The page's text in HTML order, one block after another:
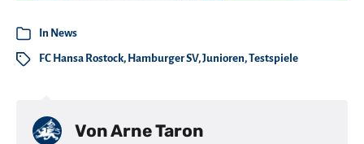
In News
FC Hansa Rostock, Hamburger SV,Junioren,Testspiele
VonArne Taron